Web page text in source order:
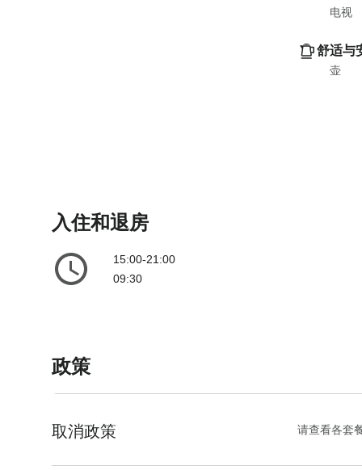
电视
舒适与
壶
入住和退房
15:00-21:00
09:30
政策
取消政策 请查看各套